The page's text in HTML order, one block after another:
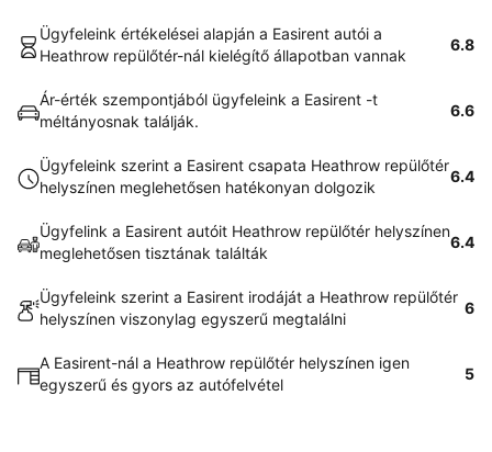
Ügyfeleink értékelései alapján a Easirent autói a
Heathrow repülőtér-nál kielégítő állapotban vannak
6.8
Ár-érték szempontjából ügyfeleink a Easirent -t
méltányosnak találják.
6.6
Ügyfeleink szerint a Easirent csapata Heathrow repülőtér
helyszínen meglehetősen hatékonyan dolgozik
6.4
Ügyfelink a Easirent autóit Heathrow repülőtér helyszínen
meglehetősen tisztának találták
6.4
Ügyfeleink szerint a Easirent irodáját a Heathrow repülőtér
helyszínen viszonylag egyszerű megtalálni
6
A Easirent-nál a Heathrow repülőtér helyszínen igen
egyszerű és gyors az autófelvétel
5